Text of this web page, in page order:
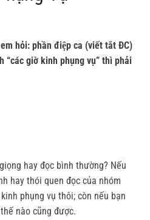
hỏi: phần điệp ca (viết tắt ĐC)
“các giờ kinh phụng vụ” thì phải
hay đọc bình thường? Nếu
hay thói quen đọc của nhóm
phụng vụ thôi; còn nếu bạn
nào cũng được.